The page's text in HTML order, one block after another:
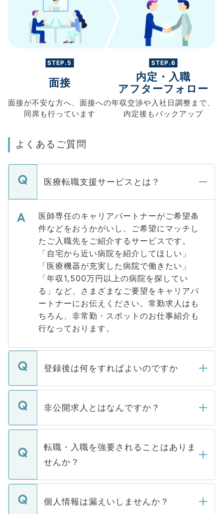
STEP.5
面接
面接が不安な方へ、 面接への
同席も行っています
STEP.6
内定・入職
アフターフォロー
年収交渉や入社日調整まで、
内定後もバックアップ
よくあるご質問
医療転職支援サービスとは？
医師専任のキャリアパートナーがご希望条
件などをおうかがいし、ご希望にマッチし
たご入職先をご紹介するサービスです。
「自宅から近い病院を紹介してほしい」
「医療機器が充実した病院で働きたい」
「年収1,500万円以上の病院を探してい
る」など、さまざまなご要望をキャリアパ
ートナーにお伝えください。常勤求人はも
ちろん、非常勤・スポットのお仕事紹介も
行なっております。
登録後は何をすればよいのですか
ご登録いただきましたら、弊社担当者がご
登録内容を確認し、その後メールもしくは
ます。通常、5営業日以内にはご連絡をせて
いただきますので、しばらくお待ちくださ
非公開求人とはなんですか？
マイナビDOCTORで取り扱っている求人の
うち約3割は、Webサイトからご覧いただ
けない「非公開求人」です。非公開求人は
下記の理由によって、一般には公開してい
ません。
■応募殺到を避けるため 人気のある医療機
転職・入職を強要されることはありま
せんか？
転職・入職を強要することは一切ありませ
ん。また、仮に応募先から内定をいただい
個人情報は漏えいしませんか？